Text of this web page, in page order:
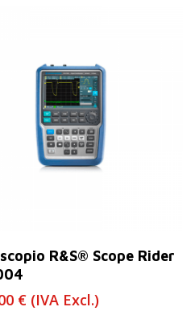
Leer Más
R&S® Scope Rider
€ (IVA Excl.)